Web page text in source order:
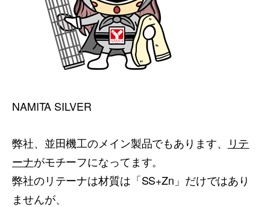
NAMITA SILVER
弊社、並田機工のメイン製品でもあります、
リテ
ーナがモチーフになってます。
弊社のリテーナは材質は「SS+Zn」だけではあり
ませんが、